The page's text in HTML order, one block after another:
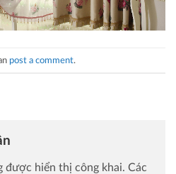
post a comment.
được hiển thị công khai. Các